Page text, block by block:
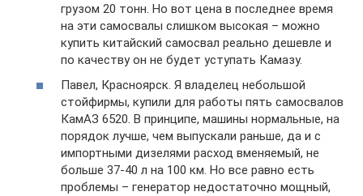
грузом 20 тонн. Но вот цена в последнее время
на эти самосвалы слишком высокая – можно
купить китайский самосвал реально дешевле и
по качеству он не будет уступать Камазу.
Павел, Красноярск. Я владелец небольшой
стойфирмы, купили для работы пять самосвалов
КамАЗ 6520. В принципе, машины нормальные, на
порядок лучше, чем выпускали раньше, да и с
импортными дизелями расход вменяемый, не
больше 37-40 л на 100 км. Но все равно есть
проблемы – генератор недостаточно мощный,